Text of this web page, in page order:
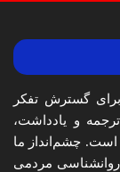
گسترش تفکر
و یادداشت،
چشم‌انداز ما
مردمی